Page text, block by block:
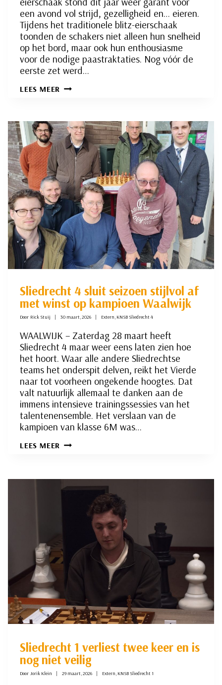
een avond vol strijd, gezelligheid en… eieren.
Tijdens het traditionele blitz-eierschaak
toonden de schakers niet alleen hun snelheid
op het bord, maar ook hun enthousiasme
voor de nodige paastraktaties. Nog vóór de
eerste zet werd…
LEES MEER WIE
EIERSCHAAK
IN
VOLLE
VAART
Sliedrecht 4 sluit seizoen stijlvol af
met winst op kampioen Waalwijk
Door Rick Stuij 30 maart, 2026 Extern, KNSB Sliedrecht 4
WAALWIJK – Zaterdag 28 maart heeft
Sliedrecht 4 maar weer eens laten zien hoe
het hoort. Waar alle andere Sliedrechtse
teams het onderspit delven, reikt het Vierde
naar tot voorheen ongekende hoogtes. Dat
valt natuurlijk allemaal te danken aan de
immens intensieve trainingssessies van het
talentenensemble. Het verslaan van de
kampioen van klasse 6M was…
LEES MEER SLIEDRECHT
STIJLVOL
AF
KAMPIOEN
WAALWIJK
Sliedrecht 1 verliest twee keer en is
nog niet veilig
Door Jorik Klein 29 maart, 2026 Extern, KNSB Sliedrecht 1